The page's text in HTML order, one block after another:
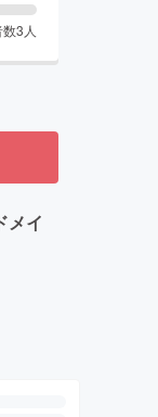
数3 人
メイ